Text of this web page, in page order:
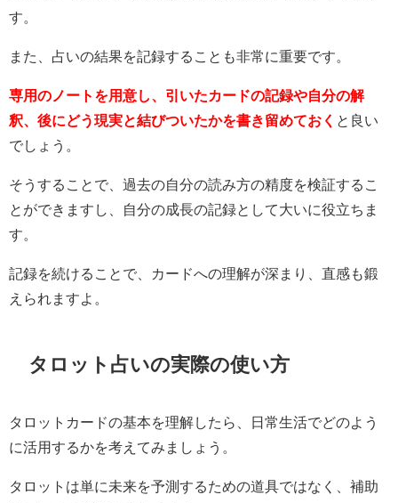
す。
また、占いの結果を記録することも非常に重要です。
専用のノートを用意し、引いたカードの記録や自分の解
釈、後にどう現実と結びついたかを書き留めておく と良い
でしょう。
そうすることで、過去の自分の読み方の精度を検証するこ
とができますし、自分の成長の記録として大いに役立ちま
す。
記録を続けることで、カードへの理解が深まり、直感も鍛
えられますよ。
タロット占いの実際の使い方
タロットカードの基本を理解したら、日常生活でどのよう
に活用するかを考えてみましょう。
タロットは単に未来を予測するための道具ではなく、補助